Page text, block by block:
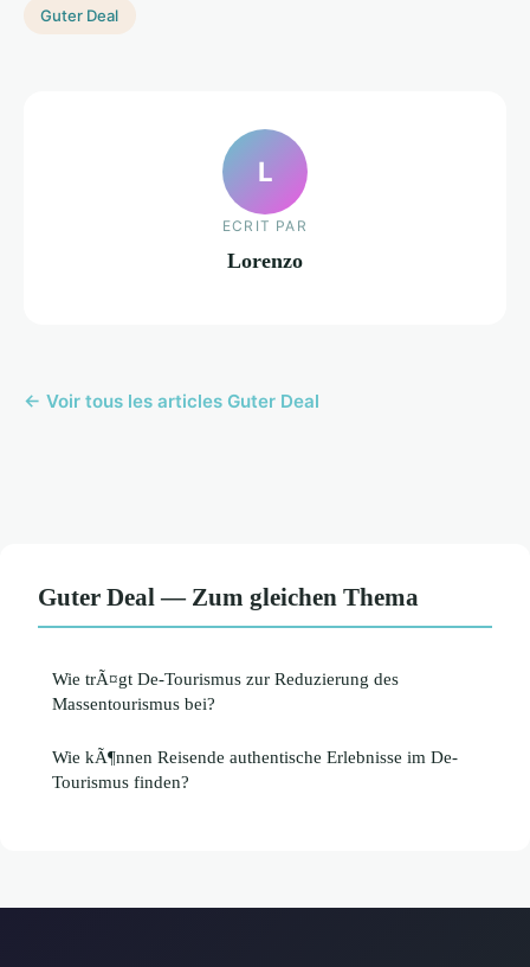
Guter Deal
L
ECRIT PAR
Lorenzo
← Voir tous les articles Guter Deal
Guter Deal — Zum gleichen Thema
Wie trÃ¤gt De-Tourismus zur Reduzierung des
Massentourismus bei?
Wie kÃ¶nnen Reisende authentische Erlebnisse im De-
Tourismus finden?